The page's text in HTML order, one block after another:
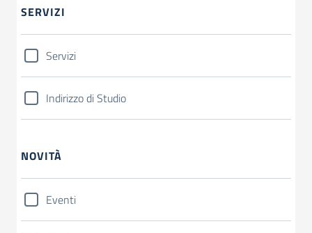
SERVIZI
Servizi
Indirizzo di Studio
NOVITÀ
Eventi